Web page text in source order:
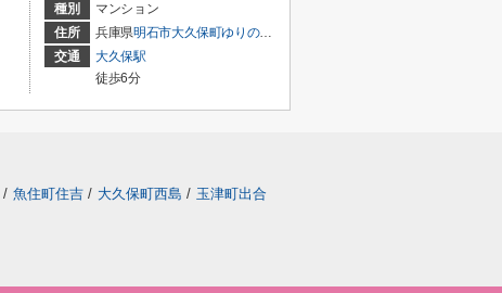
種別
マンション
住所
兵庫県明石市大久保町ゆりのき通
交通
大久保駅
徒歩6分
/ 魚住町住吉 / 大久保町西島 / 玉津町出合